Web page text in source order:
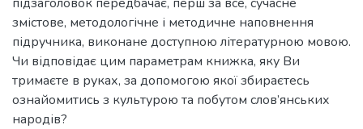
змістове, методологічне і методичне наповнення
підручника, виконане доступною літературною мовою.
Чи відповідає цим параметрам книжка, яку Ви
тримаєте в руках, за допомогою якої збираєтесь
ознайомитись з культурою та побутом слов’янських
народів?